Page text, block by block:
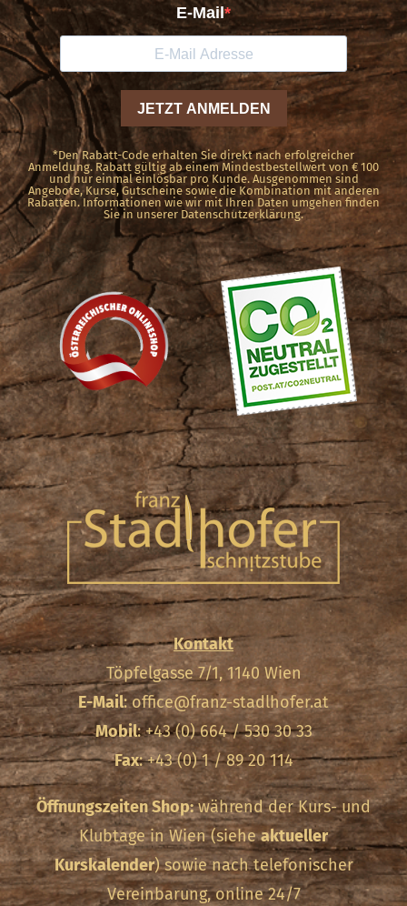
*Den Rabatt-Code erhalten Sie direkt nach erfolgreicher
Anmeldung. Rabatt gültig ab einem Mindestbestellwert von € 100
und nur einmal einlösbar pro Kunde. Ausgenommen sind
Angebote, Kurse, Gutscheine sowie die Kombination mit anderen
Rabatten. Informationen wie wir mit Ihren Daten umgehen finden
Sie in unserer Datenschutzerklärung.
Kontakt
Töpfelgasse 7/1, 1140 Wien
E-Mail:office@franz-stadlhofer.at
Mobil: +43 (0) 664 / 530 30 33
Fax: +43 (0) 1 / 89 20 114
Öffnungszeiten Shop:während der Kurs- und
Klubtage in Wien (sieheaktueller
Kurskalender) sowie nach telefonischer
Vereinbarung, online 24/7